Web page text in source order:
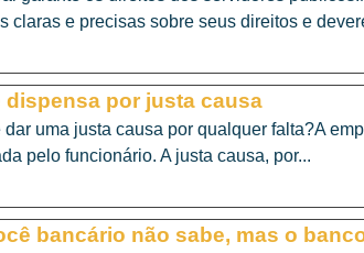
claras e precisas sobre seus direitos e
por justa causa
dar uma justa causa por qualquer falta?A
pelo funcionário. A justa causa, por...
bancário não sabe, mas o